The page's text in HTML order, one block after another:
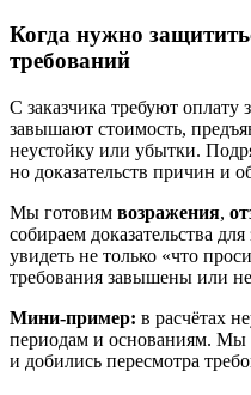
Когда нужно
требований
С заказчика требуют оплату
завышают стоимость,
неустойку или убытки.
но доказательств причин и
Мы готовим возражения,
собираем доказательства
увидеть не только «что
требования завышены или
Мини-пример: в расчётах
периодам и основаниям. Мы
и добились пересмотра